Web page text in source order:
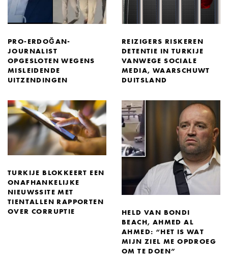
PRO-ERDOĞAN-
JOURNALIST
OPGESLOTEN WEGENS
MISLEIDENDE
UITZENDINGEN
REIZIGERS RISKEREN
DETENTIE IN TURKIJE
VANWEGE SOCIALE
MEDIA, WAARSCHUWT
DUITSLAND
TURKIJE BLOKKEERT EEN
ONAFHANKELIJKE
NIEUWSSITE MET
TIENTALLEN RAPPORTEN
OVER CORRUPTIE
HELD VAN BONDI
BEACH, AHMED AL
AHMED: “HET IS WAT
MIJN ZIEL ME OPDROEG
OM TE DOEN”